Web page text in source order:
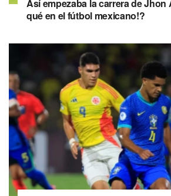
Así empezaba la carrera de Jhon
qué en el fútbol mexicano!?